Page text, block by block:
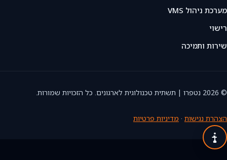
מערכת ניהול VMS
רישוי
שירות ותמיכה
© 2026 נטפרו | תשתית טכנולוגית לארגונים. כל הזכויות שמורות.
הצהרת נגישות · מדיניות פרטיות